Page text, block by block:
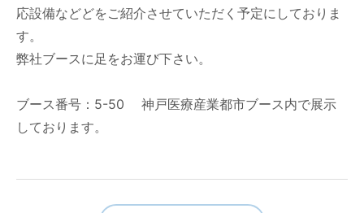
応設備などどをご紹介させていただく予定にしておりま
す。
弊社ブースに足をお運び下さい。
ブース番号：5-50 神戸医療産業都市ブース内で展示
しております。